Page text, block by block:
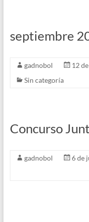
septiembre
gadnobol
12
Sin categoría
Concurso
gadnobol 6 de